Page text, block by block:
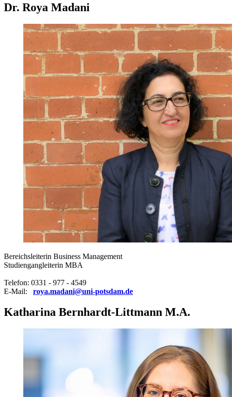
Dr. Roya Madani
Bereichsleiterin Business Management
Studiengangleiterin MBA
Telefon: 0331 - 977 - 4549
E-Mail: roya.madani@uni-potsdam.de
Katharina Bernhardt-Littmann M.A.